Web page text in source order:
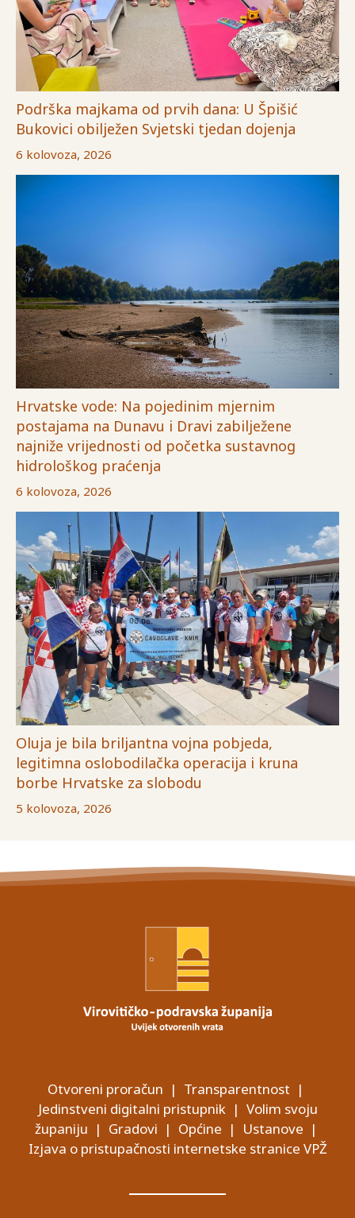
Podrška majkama od prvih dana: U Špišić
Bukovici obilježen Svjetski tjedan dojenja
6 kolovoza, 2026
Hrvatske vode: Na pojedinim mjernim
postajama na Dunavu i Dravi zabilježene
najniže vrijednosti od početka sustavnog
hidrološkog praćenja
6 kolovoza, 2026
Oluja je bila briljantna vojna pobjeda,
legitimna oslobodilačka operacija i kruna
borbe Hrvatske za slobodu
5 kolovoza, 2026
Otvoreni proračun | Transparentnost |
Jedinstveni digitalni pristupnik| Volim svoju
županiju | Gradovi | Općine | Ustanove |
Izjava o pristupačnosti internetske stranice VPŽ